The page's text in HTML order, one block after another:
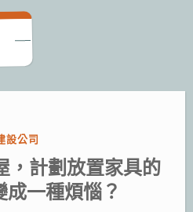
:
設公司
，計劃放置家具的
成一種煩惱？